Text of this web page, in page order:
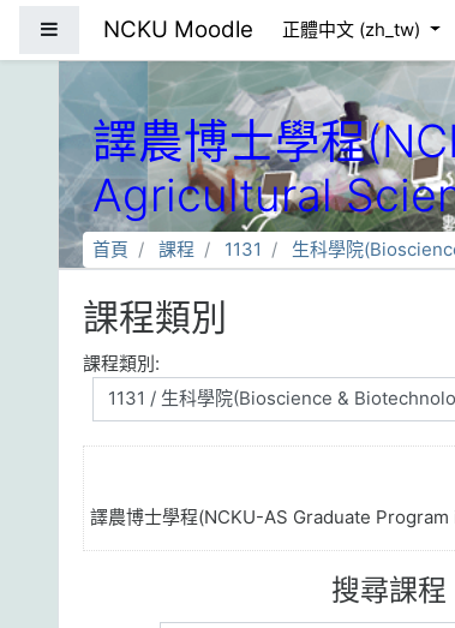
NCKU Moodle 正體中文 ‎(zh_tw)‎
譯農博士學程
Agricultural
首頁 課程 1131 生科學院
課程類別
課程類別:
譯農博士學程(NCKU-AS Graduate
搜尋課程